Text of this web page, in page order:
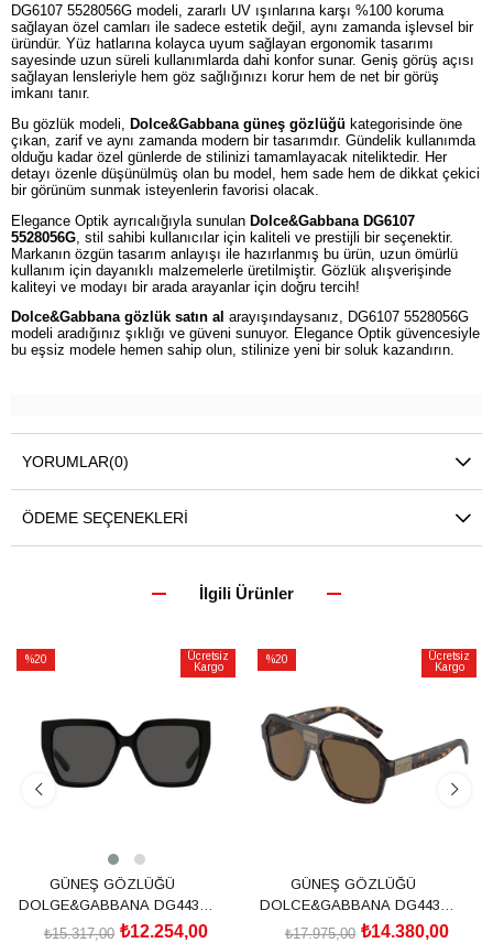
DG6107 5528056G modeli, zararlı UV ışınlarına karşı %100 koruma
sağlayan özel camları ile sadece estetik değil, aynı zamanda işlevsel bir
üründür. Yüz hatlarına kolayca uyum sağlayan ergonomik tasarımı
sayesinde uzun süreli kullanımlarda dahi konfor sunar. Geniş görüş açısı
sağlayan lensleriyle hem göz sağlığınızı korur hem de net bir görüş
imkanı tanır.
Bu gözlük modeli, Dolce&Gabbana güneş gözlüğü kategorisinde öne
çıkan, zarif ve aynı zamanda modern bir tasarımdır. Gündelik kullanımda
olduğu kadar özel günlerde de stilinizi tamamlayacak niteliktedir. Her
detayı özenle düşünülmüş olan bu model, hem sade hem de dikkat çekici
bir görünüm sunmak isteyenlerin favorisi olacak.
Elegance Optik ayrıcalığıyla sunulan Dolce&Gabbana DG6107
5528056G , stil sahibi kullanıcılar için kaliteli ve prestijli bir seçenektir.
Markanın özgün tasarım anlayışı ile hazırlanmış bu ürün, uzun ömürlü
kullanım için dayanıklı malzemelerle üretilmiştir. Gözlük alışverişinde
kaliteyi ve modayı bir arada arayanlar için doğru tercih!
Dolce&Gabbana gözlük satın al arayışındaysanız, DG6107 5528056G
modeli aradığınız şıklığı ve güveni sunuyor. Elegance Optik güvencesiyle
bu eşsiz modele hemen sahip olun, stilinize yeni bir soluk kazandırın.
YORUMLAR(0)
ÖDEME SEÇENEKLERI
İlgili Ürünler
%20
Ücretsiz
Kargo
GÜNEŞ GÖZLÜĞÜ
DOLGE&GABBANA DG4438
501/8755₺12.254,00
₺15.317,00
%20
Ücretsiz
Kargo
GÜNEŞ GÖZLÜĞÜ
DOLCE&GABBANA DG4433
502/7358₺14.380,00
₺17.975,00